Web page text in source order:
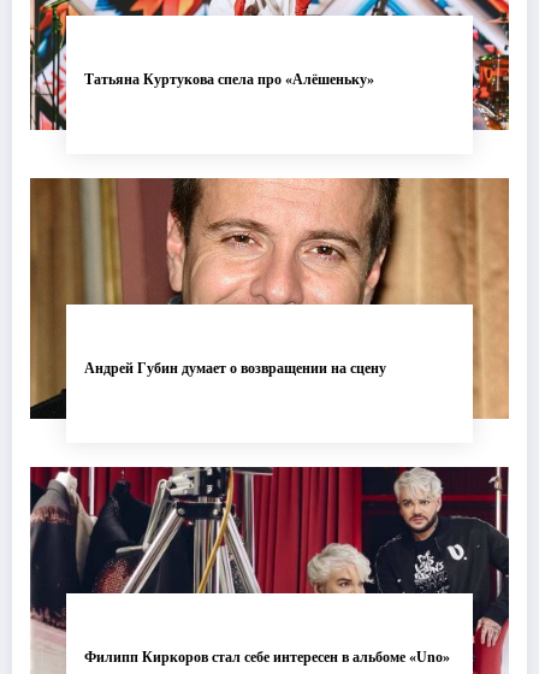
Татьяна Куртукова спела про «Алёшеньку»
Андрей Губин думает о возвращении на сцену
Филипп Киркоров стал себе интересен в альбоме «Uno»